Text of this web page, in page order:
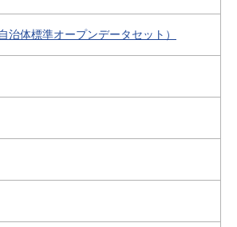
治体標準オープンデータセット）